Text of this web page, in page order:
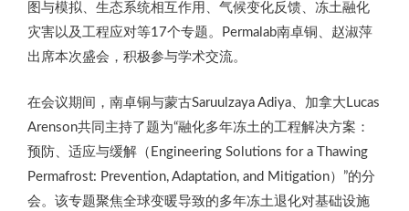
图与模拟、生态系统相互作用、气候变化反馈、冻土融化
灾害以及工程应对等17个专题。Permalab南卓铜、赵淑萍
出席本次盛会，积极参与学术交流。
在会议期间，南卓铜与蒙古Saruulzaya Adiya、加拿大Lucas
Arenson共同主持了题为“融化多年冻土的工程解决方案：
预防、适应与缓解（Engineering Solutions for a Thawing
Permafrost: Prevention, Adaptation, and Mitigation）”的分
会。该专题聚焦全球变暖导致的多年冻土退化对基础设施